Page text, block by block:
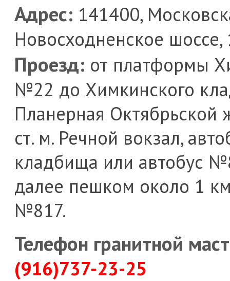
Адрес: 141400,
Новосходненское шоссе,
Проезд: от платформы
№22 до Химкинского
Планерная
ст. м. Речной вокзал,
кладбища или автобус
далее пешком около 1
№817.
Телефон гранитной
(916)737-23-25